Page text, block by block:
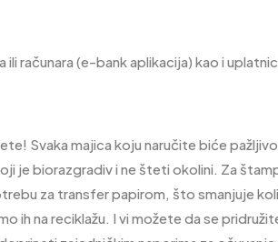
(e-bank aplikacija) kao i
Svaka majica koju naručite biće
je biorazgradiv i ne šteti okolini. Za
za transfer papirom, što smanjuje
ih na reciklažu. I vi možete da se